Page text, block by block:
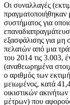
Οι συναλλαγές
πραγματοποιήθηκαν
συστήματος για
εξασφάλισης για μη
πελατών από μια
του 2014 τις 3.003,
(αναθεωρημένα
ο αριθμός των
μειωμένος, κατά
οικιστικών
μέτρων) που